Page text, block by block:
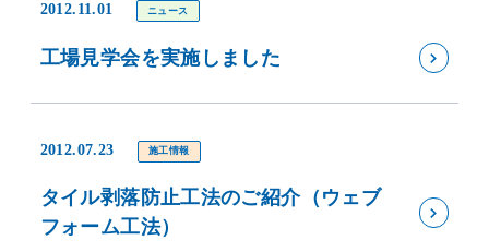
2012.11.01 ニュース
工場見学会を実施しました
2012.07.23 施工情報
タイル剥落防止工法のご紹介（ウェブ
フォーム工法）